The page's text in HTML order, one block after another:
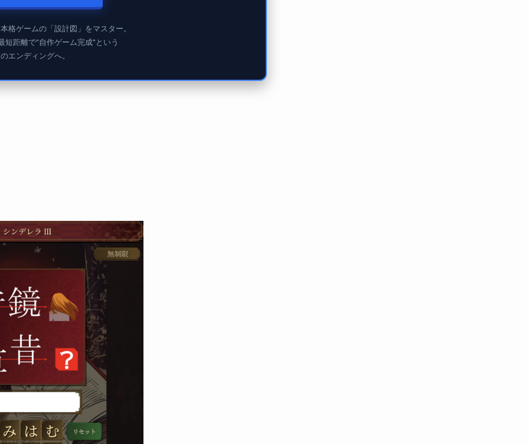
格ゲームの「設計図」をマスター。
短距離で"自作ゲーム完成"という
エンディングへ。